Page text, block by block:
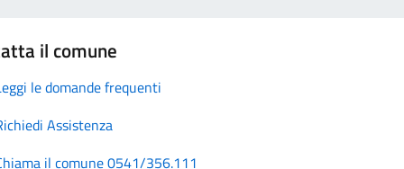
il comune
le domande frequenti
Assistenza
il comune 0541/356.111